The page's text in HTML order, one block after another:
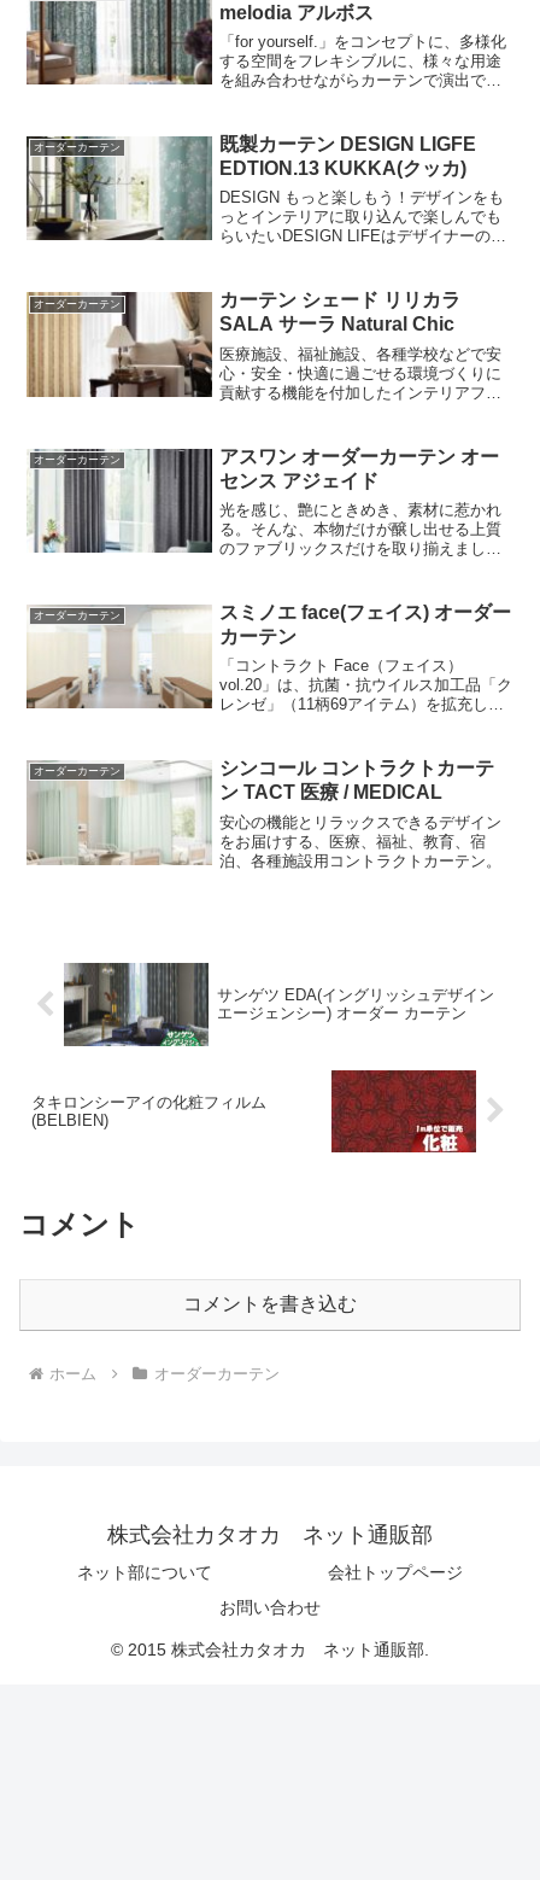
melodia アルボス
「for yourself.」をコンセプトに、多様化
する空間をフレキシブルに、様々な用途
を組み合わせながらカーテンで演出でき
ンです。
オーダーカーテン
既製カーテン DESIGN LIGFE
EDTION.13 KUKKA(クッカ)
DESIGN もっと楽しもう！デザインをも
っとインテリアに取り込んで楽しんでも
らいたいDESIGN LIFEはデザイナーのそ
る豊富なラインナップでお届けします。
オーダーカーテン
カーテン シェード リリカラ
SALA サーラ Natural Chic
医療施設、福祉施設、各種学校などで安
心・安全・快適に過ごせる環境づくりに
貢献する機能を付加したインテリアファ
めに、機能とデザイン性を高めました。
オーダーカーテン
アスワン オーダーカーテン オー
センス アジェイド
光を感じ、艶にときめき、素材に惹かれ
る。そんな、本物だけが醸し出せる上質
のファブリックスだけを取り揃えまし
カーテン。それがアスワンの『オーセン
ス』です。
オーダーカーテン
スミノエ face(フェイス) オーダー
カーテン
「コントラクト Face（フェイス）
vol.20」は、抗菌・抗ウイルス加工品「ク
レンゼ」（11柄69アイテム）を拡充した
しています。また福祉・教育施設向けに
も新柄を多数ラインアップした新しい見
本帳です。
オーダーカーテン
シンコール コントラクトカーテ
ン TACT 医療 / MEDICAL
安心の機能とリラックスできるデザイン
をお届けする、医療、福祉、教育、宿
泊、各種施設用コントラクトカーテン。
サンゲツ EDA(イングリッシュデザイン
エージェンシー) オーダー カーテン
タキロンシーアイの化粧フィルム
(BELBIEN)
コメント
コメントを書き込む
ホーム オーダーカーテン
株式会社カタオカ ネット通販部
ネット部について
会社トップページ
お問い合わせ
© 2015 株式会社カタオカ ネット通販部.